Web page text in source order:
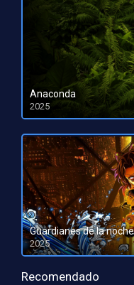
Anaconda
2025
HD 1080pHD 720p
2025
HD 1080pHD 720p
Recomendado